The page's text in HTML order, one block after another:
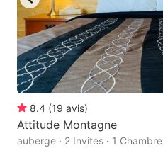
8.4 (19 avis)
Attitude Montagne
auberge · 2 Invités · 1 Chambre